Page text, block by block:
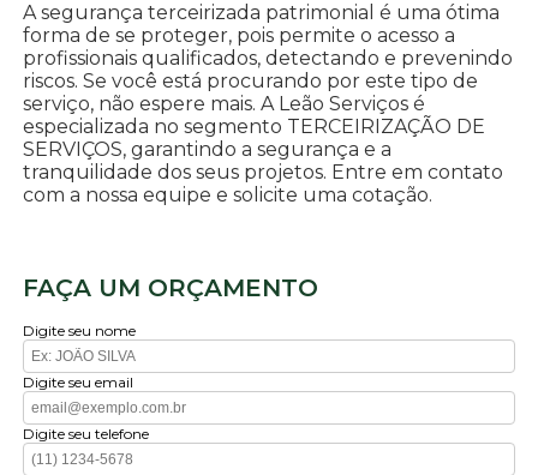
A segurança terceirizada patrimonial é uma ótima
forma de se proteger, pois permite o acesso a
profissionais qualificados, detectando e prevenindo
riscos. Se você está procurando por este tipo de
serviço, não espere mais. A Leão Serviços é
especializada no segmento TERCEIRIZAÇÃO DE
SERVIÇOS, garantindo a segurança e a
tranquilidade dos seus projetos. Entre em contato
com a nossa equipe e solicite uma cotação.
FAÇA UM ORÇAMENTO
Digite seu nome
Digite seu email
Digite seu telefone